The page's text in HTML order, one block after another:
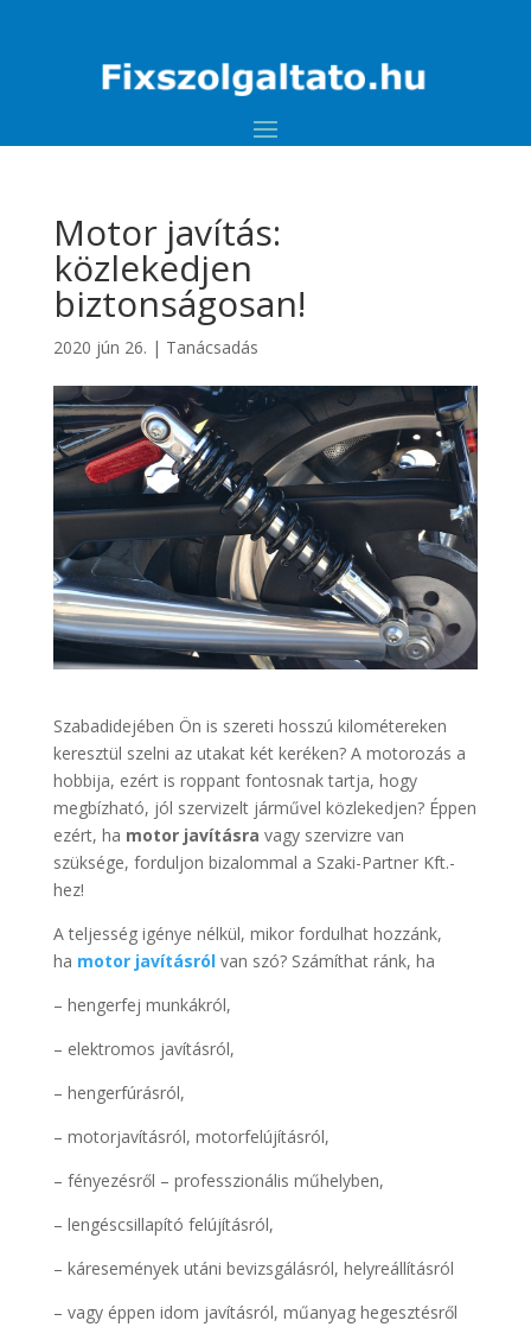
Motor javítás:
közlekedjen
biztonságosan!
2020 jún 26. | Tanácsadás
Szabadidejében Ön is szereti hosszú kilométereken
keresztül szelni az utakat két keréken? A motorozás a
hobbija, ezért is roppant fontosnak tartja, hogy
megbízható, jól szervizelt járművel közlekedjen? Éppen
ezért, ha motor javításra vagy szervizre van
szüksége, forduljon bizalommal a Szaki-Partner Kft.-
hez!
A teljesség igénye nélkül, mikor fordulhat hozzánk,
ha motor javításrólvan szó? Számíthat ránk, ha
– hengerfej munkákról,
– elektromos javításról,
– hengerfúrásról,
– motorjavításról, motorfelújításról,
– fényezésről – professzionális műhelyben,
– lengéscsillapító felújításról,
– káresemények utáni bevizsgálásról, helyreállításról
– vagy éppen idom javításról, műanyag hegesztésről